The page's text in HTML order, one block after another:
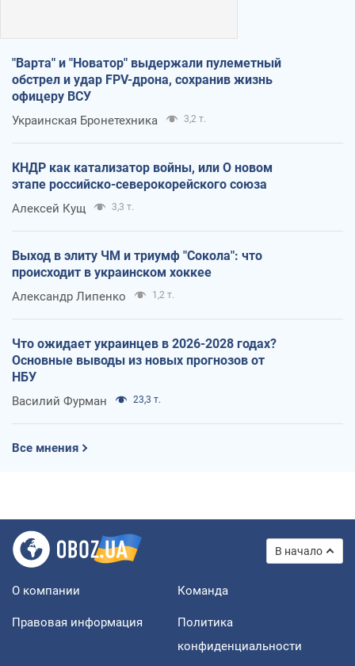
"Варта" и "Новатор" выдержали пулеметный
обстрел и удар FPV-дрона, сохранив жизнь
офицеру ВСУ
Украинская Бронетехника 3,2 т.
КНДР как катализатор войны, или О новом
этапе российско-северокорейского союза
Алексей Кущ 3,3 т.
Выход в элиту ЧМ и триумф "Сокола": что
происходит в украинском хоккее
Александр Липенко 1,2 т.
Что ожидает украинцев в 2026-2028 годах?
Основные выводы из новых прогнозов от
НБУ
Василий Фурман 23,3 т.
Все мнения
В начало
О компании Команда
Правовая информация
Политика
конфиденциальности